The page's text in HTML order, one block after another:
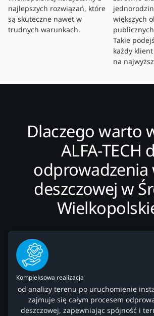
najlepszych rozwiązań, które
są skuteczne nawet w
trudnych warunkach.
większych
Takie
każdy
na
Dlaczego warto
ALFA-TECH
odprowadzenia
deszczowej w
Kompleksowa realizacja
od analizy terenu po uruchomienie
zajmuje się całym procesem
deszczowej, zapewniając spójność i